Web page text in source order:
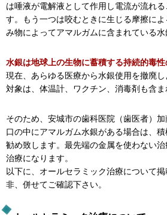
は唾液が電解液として作用し電流が流れ
す。もう一つは咬むときに生じる摩擦に
み物によってアマルガムに含まれている水
水銀は地球上の生物に蓄積する持続的毒性
現在、あらゆる医療から水銀使用を撤廃し
対象は、体温計、ワクチン、消毒剤も含ま
そのため、安城市の歯科医院（歯医者）
口の中にアマルガム水銀がある場合は、
勧め致します。最先端の金属を使わない
治療になります。
以下に、オールセラミック治療について
非、併せてご確認下さい。